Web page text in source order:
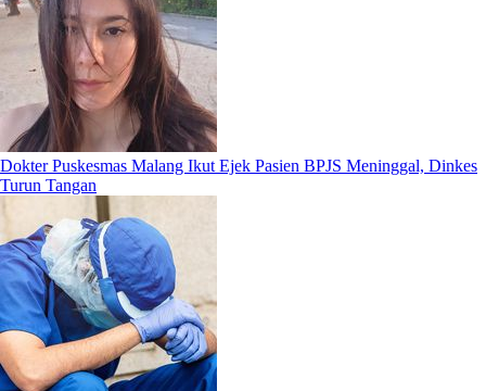
Dokter Puskesmas Malang Ikut Ejek Pasien BPJS Meninggal, Dinkes
Turun Tangan